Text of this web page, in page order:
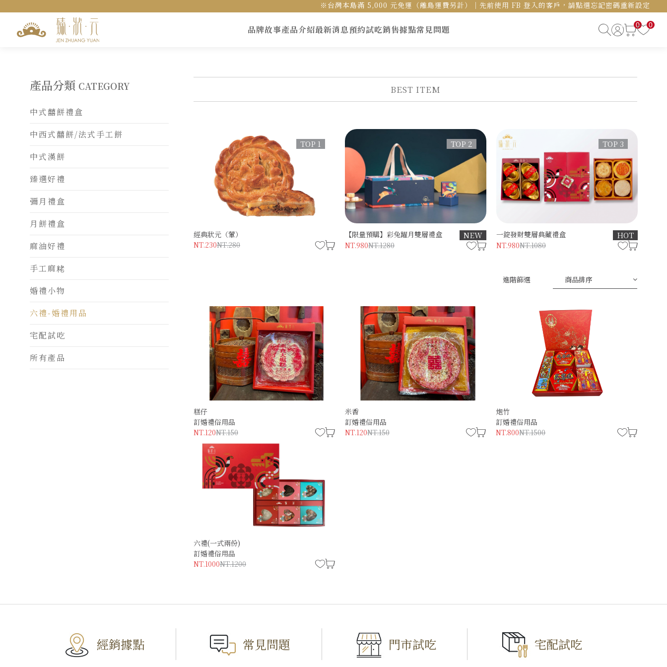
※台灣本島滿 5,000 元免運（離島運費另計）｜先前使用 FB 登入的客戶，請點選忘記密碼重新設定
訂單查詢
匯款查詢 聯絡我們
品牌故事產品介紹最新消息預約試吃銷售據點常見問題 0 0
產品分類 CATEGORY
中式囍餅禮盒
中西式囍餅/法式手工餅
中式漢餅
臻選好禮
彌月禮盒
月餅禮盒
麻油好禮
手工麻粩
婚禮小物
六禮-婚禮用品
宅配試吃
所有產品
BEST ITEM
經典狀元（葷）
NT.230NT.280
【限量預購】彩兔躍月雙層禮盒 NEW
NT.980NT.1280
一錠發財雙層典藏禮盒 HOT
NT.980NT.1080
進階篩選 商品排序
糕仔
訂婚禮俗用品
NT.120NT.150
米香
訂婚禮俗用品
NT.120NT.150
炮竹
訂婚禮俗用品
NT.800NT.1500
六禮(一式兩份)
訂婚禮俗用品
NT.1000NT.1200
經銷據點 常見問題 門市試吃 宅配試吃
僅必需的Cookies